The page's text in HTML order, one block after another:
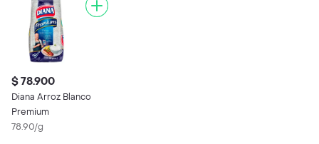
$ 78.900
Diana Arroz Blanco
Premium
78.90/g